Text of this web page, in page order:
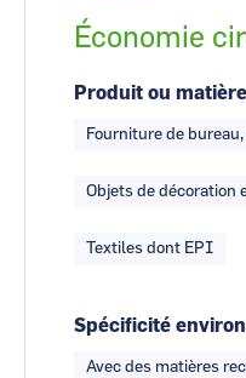
Économie
Produit ou
Fourniture de
Objets de décoration
Textiles dont EPI
Spécificité
Avec des matières